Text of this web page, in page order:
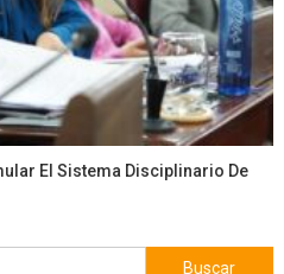
El Sistema Disciplinario De
Buscar: